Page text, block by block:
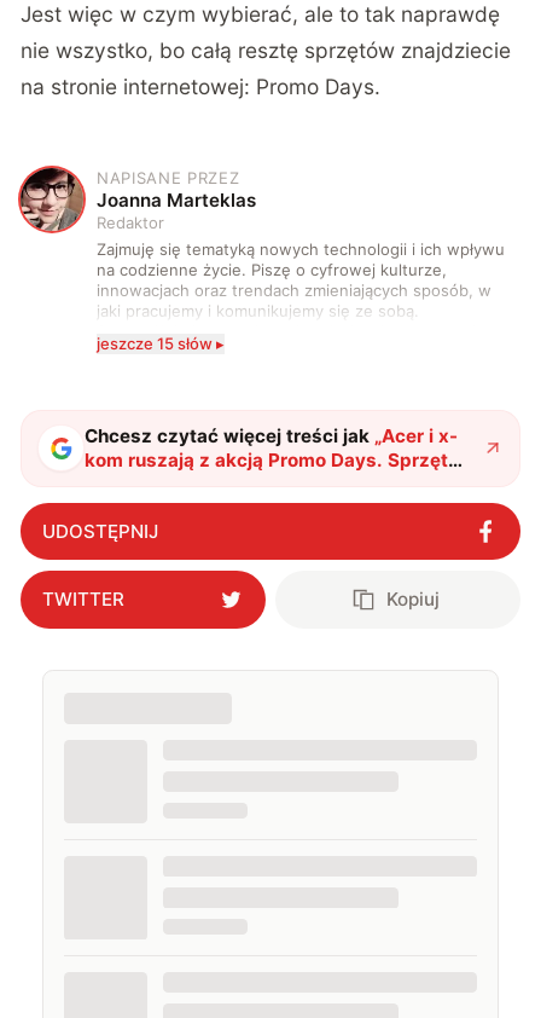
Jest więc w czym wybierać, ale to tak naprawdę
nie wszystko, bo całą resztę sprzętów znajdziecie
na stronie internetowej: Promo Days.
J
NAPISANE PRZEZ
Joanna Marteklas
Redaktor
Zajmuję się tematyką nowych technologii i ich wpływu
na codzienne życie. Piszę o cyfrowej kulturze,
innowacjach oraz trendach zmieniających sposób, w
jaki pracujemy i komunikujemy się ze sobą.
technologii a współczesną popkulturą. W wolnych
jeszcze 15 słów ▸
Chcesz czytać więcej treści jak „Acer i x-
kom ruszają z akcją Promo Days. Sprzęt
taniej o nawet 1100 zł!"?
UDOSTĘPNIJ
TWITTER Kopiuj